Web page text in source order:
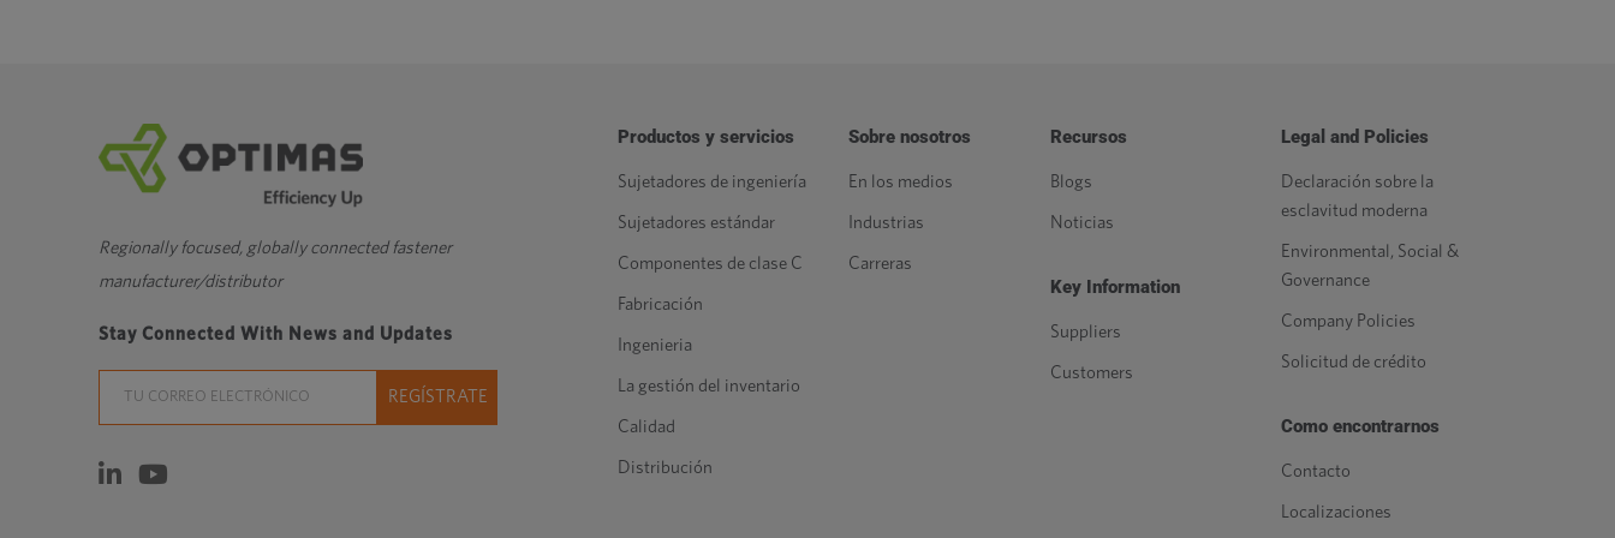
ventana
Regionally focused, globally connected fastener
manufacturer/distributor
Stay Connected With News and Updates
Productos y servicios
Sujetadores de ingeniería
Sujetadores estándar
Componentes de clase C
Fabricación
Ingenieria
La gestión del inventario
Calidad
Distribución
Sobre nosotros
En los medios
Industrias
Carreras
Recursos
Blogs
Noticias
Key Information
Suppliers
Customers
Legal and Policies
Declaración sobre la
esclavitud moderna
Environmental, Social &
Governance
Company Policies
Solicitud de crédito
Como encontrarnos
Contacto
Localizaciones